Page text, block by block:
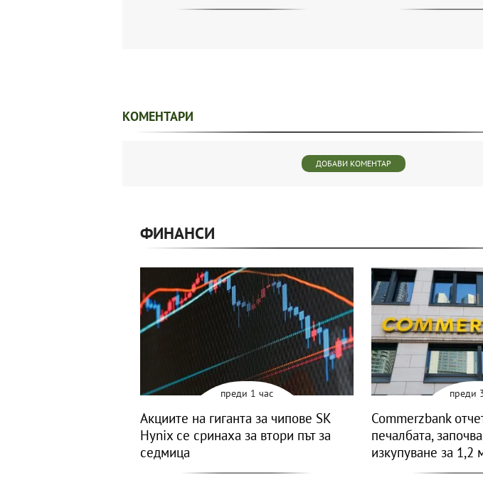
КОМЕНТАРИ
ДОБАВИ КОМЕНТАР
ФИНАНСИ
преди 1 час
Акциите на гиганта за чипове SK
Hynix се сринаха за втори път за
седмица
преди
Commerzbank
печалбата,
изкупуване за 1,2